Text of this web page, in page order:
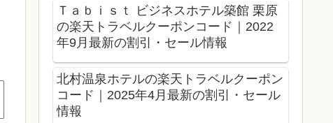
Ｔａｂｉｓｔ ビジネスホテル築館 栗原
の楽天トラベルクーポンコード｜2022
年9月最新の割引・セール情報
北村温泉ホテルの楽天トラベルクーポン
コード｜2025年4月最新の割引・セール
情報